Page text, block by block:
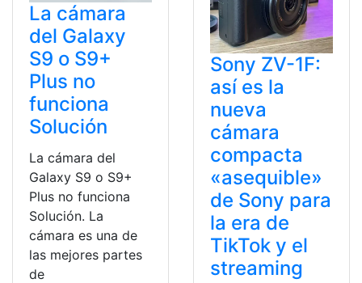
La cámara
del Galaxy
S9 o S9+
Plus no
funciona
Solución
La cámara del
Galaxy S9 o S9+
Plus no funciona
Solución. La
cámara es una de
las mejores partes
de
Sony ZV-1F:
así es la
nueva
cámara
compacta
«asequible»
de Sony para
la era de
TikTok y el
streaming